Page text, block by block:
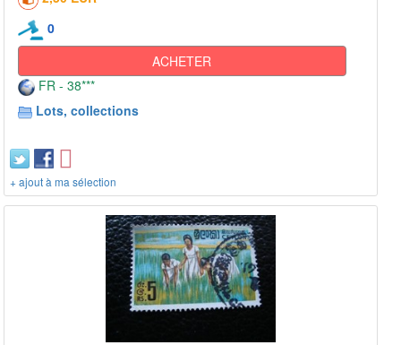
0
ACHETER
FR - 38***
Lots, collections
+ ajout à ma sélection